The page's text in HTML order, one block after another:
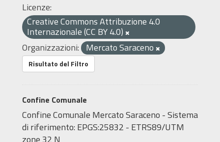
Licenze:
Creative Commons Attribuzione 4.0
Internazionale (CC BY 4.0)
Organizzazioni: Mercato Saraceno
Risultato del Filtro
Confine Comunale
Confine Comunale Mercato Saraceno - Sistema
di riferimento: EPGS:25832 - ETRS89/UTM
zone 32 N